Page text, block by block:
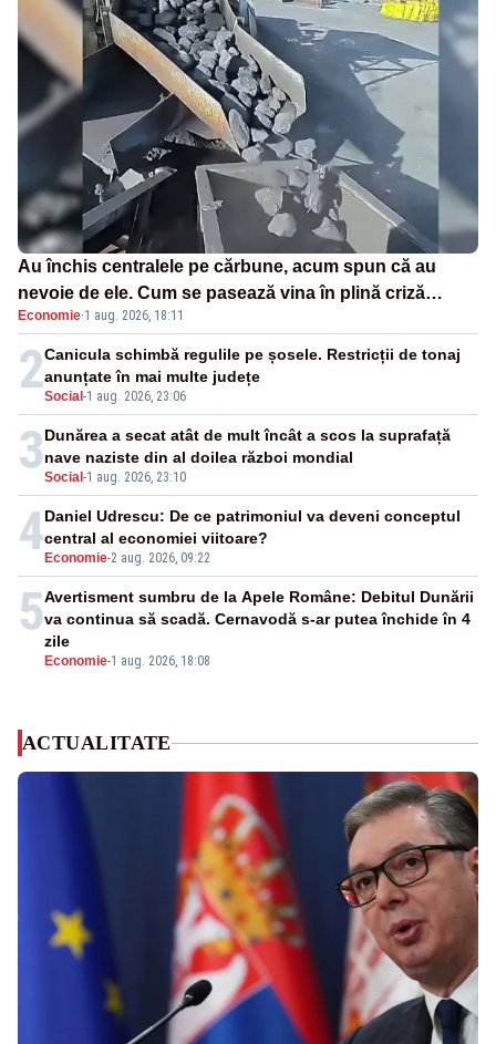
Au închis centralele pe cărbune, acum spun că au
nevoie de ele. Cum se pasează vina în plină criză
energetică
Economie·1 aug. 2026, 18:11
2Social -1 aug. 2026, 23:06
Canicula schimbă regulile pe șosele. Restricții de tonaj
anunțate în mai multe județe
3Social -1 aug. 2026, 23:10
Dunărea a secat atât de mult încât a scos la suprafață
nave naziste din al doilea război mondial
4 Economie-2 aug. 2026, 09:22
Daniel Udrescu: De ce patrimoniul va deveni conceptul
central al economiei viitoare?
5
Economie-1 aug. 2026, 18:08
Avertisment sumbru de la Apele Române: Debitul Dunării
va continua să scadă. Cernavodă s-ar putea închide în 4
zile
ACTUALITATE